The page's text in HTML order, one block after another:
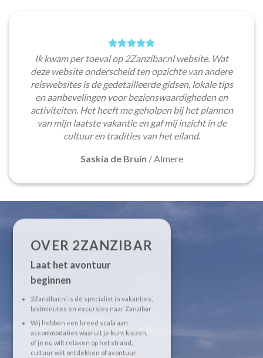
Ik kwam per toeval op 2Zanzibar.nl website. Wat
deze website onderscheid ten opzichte van andere
reiswebsites is de gedetailleerde gidsen, lokale tips
en aanbevelingen voor bezienswaardigheden en
activiteiten. Het heeft me geholpen bij het plannen
van mijn laatste vakantie en gaf mij inzicht in de
cultuur en tradities van het eiland.
Saskia de Bruin /Almere
OVER 2ZANZIBAR
Laat het avontuur
beginnen
2Zanzibar.nl is dé specialist in vakanties,
lastminutes en excursies naar Zanzibar
Wij hebben een breed scala aan
accommodaties waaruit je kunt kiezen,
of je nu wilt relaxen op het strand,
cultuur wilt ontdekken of avontuur